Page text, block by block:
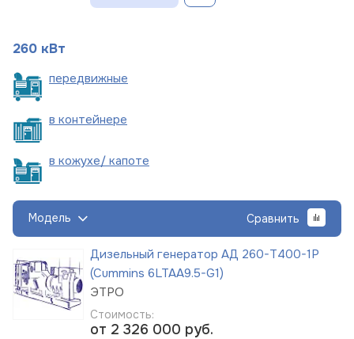
260 кВт
передвижные
в контейнере
в кожухе/ капоте
Модель Сравнить
Дизельный генератор АД 260-Т400-1Р
(Cummins 6LTAA9.5-G1)
ЭТРО
Стоимость:
от 2 326 000 руб.